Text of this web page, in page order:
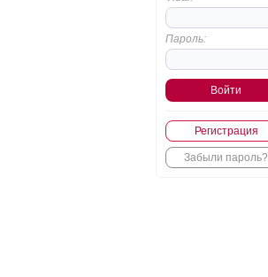
Пароль:
Регистрация
Забыли пароль?